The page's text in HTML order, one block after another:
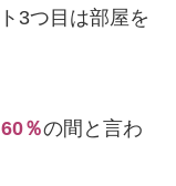
3つ目は部屋を
％の間と言わ